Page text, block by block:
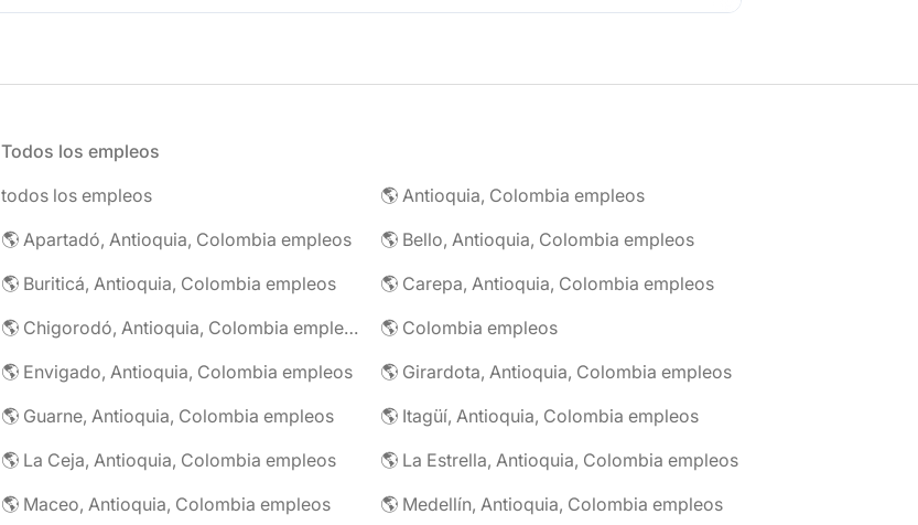
Todos los empleos
todos los empleos
🌎 Antioquia, Colombia empleos
🌎 Apartadó, Antioquia, Colombia empleos
🌎 Bello, Antioquia, Colombia empleos
🌎 Buriticá, Antioquia, Colombia empleos
🌎 Carepa, Antioquia, Colombia empleos
🌎 Chigorodó, Antioquia, Colombia empleos
🌎 Colombia empleos
🌎 Envigado, Antioquia, Colombia empleos
🌎 Girardota, Antioquia, Colombia empleos
🌎 Guarne, Antioquia, Colombia empleos
🌎 Itagüí, Antioquia, Colombia empleos
🌎 La Ceja, Antioquia, Colombia empleos
🌎 La Estrella, Antioquia, Colombia empleos
🌎 Maceo, Antioquia, Colombia empleos
🌎 Medellín, Antioquia, Colombia empleos